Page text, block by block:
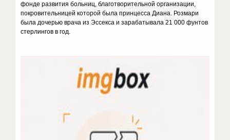
фонде развития больниц, благотворительной организации,
покровительницей которой была принцесса Диана. Розмари
была дочерью врача из Эссекса и зарабатывала 21 000 фунтов
стерлингов в год.